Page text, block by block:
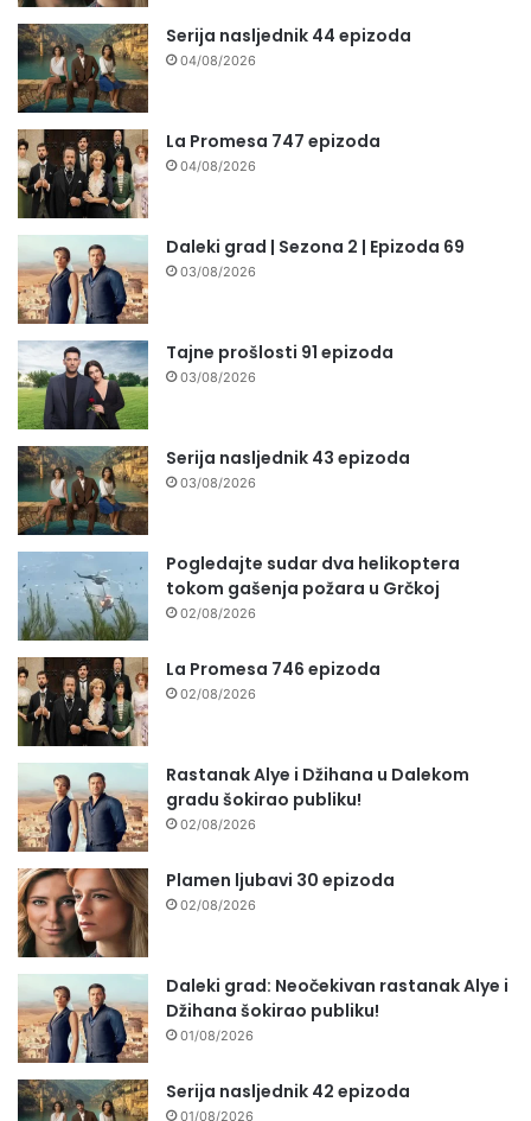
Serija nasljednik 44 epizoda
04/08/2026
La Promesa 747 epizoda
04/08/2026
Daleki grad | Sezona 2 | Epizoda 69
03/08/2026
Tajne prošlosti 91 epizoda
03/08/2026
Serija nasljednik 43 epizoda
03/08/2026
Pogledajte sudar dva helikoptera
tokom gašenja požara u Grčkoj
02/08/2026
La Promesa 746 epizoda
02/08/2026
Rastanak Alye i Džihana u Dalekom
gradu šokirao publiku!
02/08/2026
Plamen ljubavi 30 epizoda
02/08/2026
Daleki grad: Neočekivan rastanak Alye i
Džihana šokirao publiku!
01/08/2026
Serija nasljednik 42 epizoda
01/08/2026